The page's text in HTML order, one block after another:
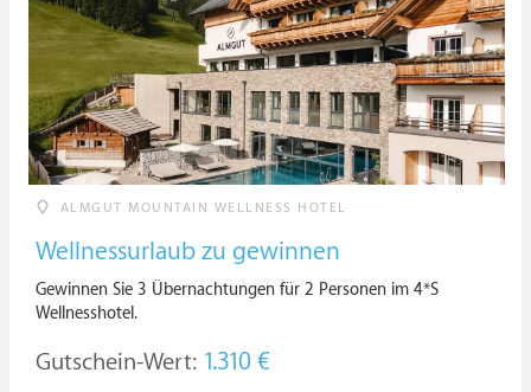
ALMGUT MOUNTAIN WELLNESS HOTEL
Wellnessurlaub zu gewinnen
Gewinnen Sie 3 Übernachtungen für 2 Personen im 4*S
Wellnesshotel.
Gutschein-Wert: 1.310 €